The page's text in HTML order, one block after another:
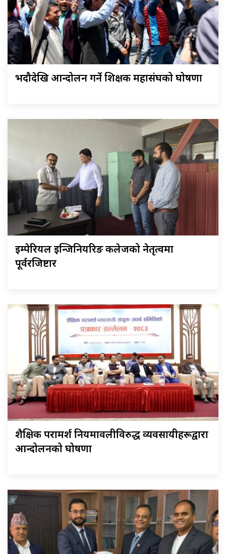
भदौदेखि आन्दोलन गर्ने शिक्षक महासंघको घोषणा
इम्पेरियल इन्जिनियरिङ कलेजको नेतृत्वमा
पूर्वरजिष्टार
शैक्षिक परामर्श नियमावलीविरुद्ध व्यवसायीहरूद्वारा
आन्दोलनको घोषणा